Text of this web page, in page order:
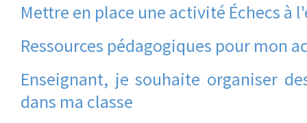
Mettre en place une activité Échecs à
Ressources pédagogiques pour mon
Enseignant, je souhaite organiser
dans ma classe